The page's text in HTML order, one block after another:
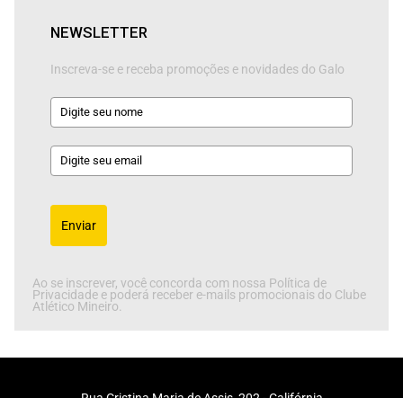
NEWSLETTER
Inscreva-se e receba promoções e novidades do Galo
Enviar
Ao se inscrever, você concorda com nossa Política de
Privacidade e poderá receber e-mails promocionais do Clube
Atlético Mineiro.